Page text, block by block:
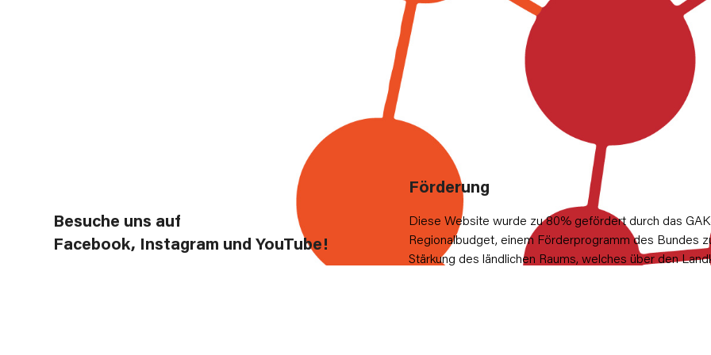
Besuche uns auf
Facebook, Instagram und YouTube!
Förderung
Diese Website wurde zu 80% gefördert durch das
Regionalbudget, einem Förderprogramm des Bundes
Stärkung des ländlichen Raums, welches über den